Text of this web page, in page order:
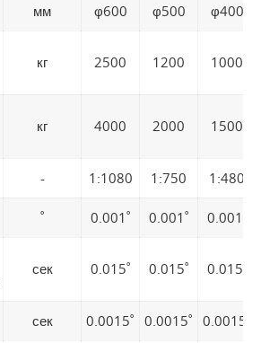
мм φ600 φ500 φ400
кг 2500 1200 1000
кг 4000 2000 1500
- 1:1080 1:750 1:480
˚ 0.001˚ 0.001˚ 0.001˚
сек 0.015˚ 0.015˚ 0.015˚
сек 0.0015˚ 0.0015˚ 0.0015˚